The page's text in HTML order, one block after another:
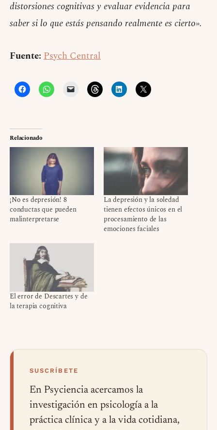
distorsiones cognitivas y evaluar evidencia para
saber si lo que estás pensando realmente es cierto».
Fuente: Psych Central
Relacionado
¡No es depresión! 8
conductas que pueden
malinterpretarse
La depresión y la soledad
tienen efectos únicos en el
procesamiento de las
emociones faciales
El error de Descartes y de
la terapia cognitiva
SUSCRÍBETE
En Psyciencia acercamos la
investigación en psicología a la
práctica clínica y a la vida cotidiana,